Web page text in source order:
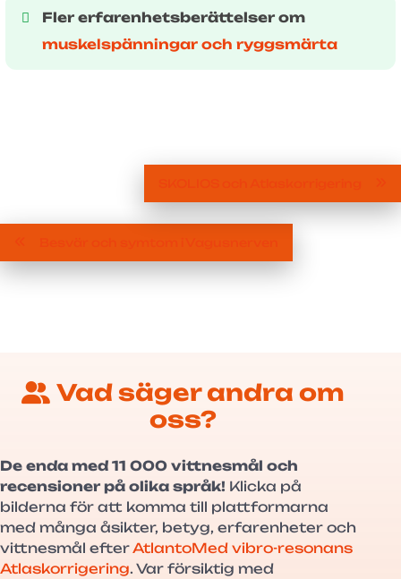
Fler erfarenhetsberättelser om
muskelspänningar och ryggsmärta
Vad säger andra om
oss?
De enda med 11 000 vittnesmål och
recensioner på olika språk! Klicka på
bilderna för att komma till plattformarna
med många åsikter, betyg, erfarenheter och
vittnesmål efterAtlantoMed vibro-resonans
Atlaskorrigering. Var försiktig med